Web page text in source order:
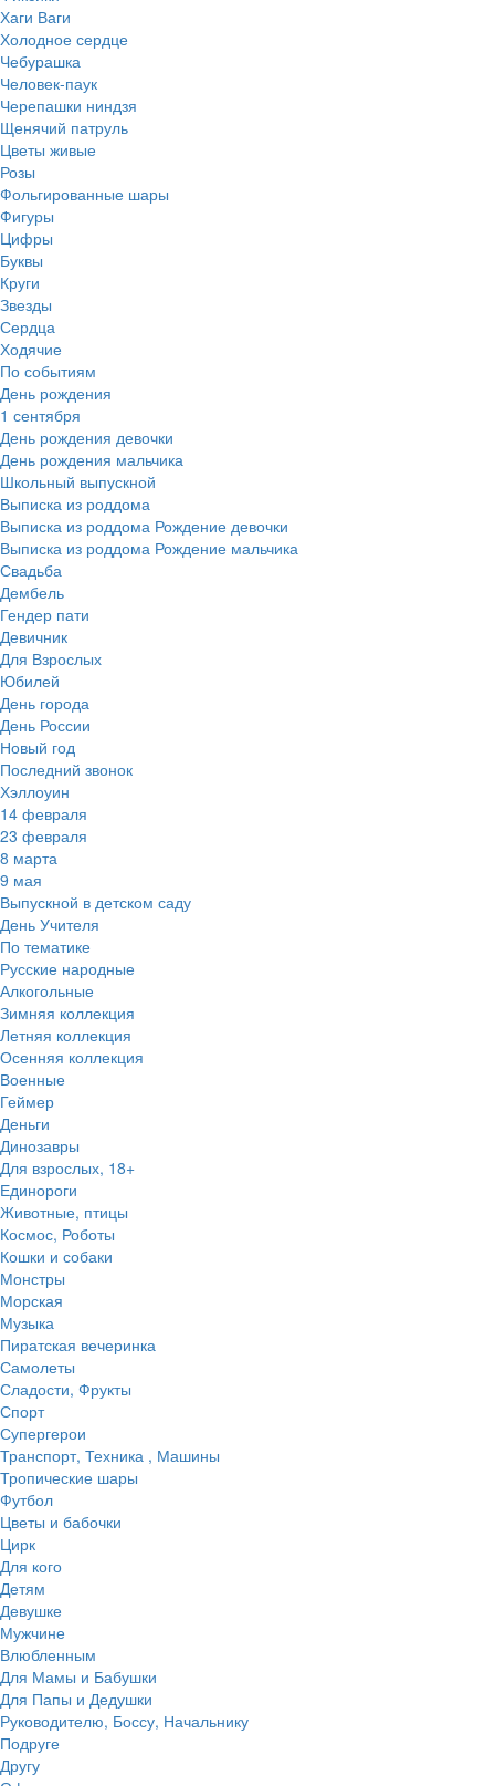
Хаги Ваги
Холодное сердце
Чебурашка
Человек-паук
Черепашки ниндзя
Щенячий патруль
Цветы живые
Розы
Фольгированные шары
Фигуры
Цифры
Буквы
Круги
Звезды
Сердца
Ходячие
По событиям
День рождения
1 сентября
День рождения девочки
День рождения мальчика
Школьный выпускной
Выписка из роддома
Выписка из роддома Рождение девочки
Выписка из роддома Рождение мальчика
Свадьба
Дембель
Гендер пати
Девичник
Для Взрослых
Юбилей
День города
День России
Новый год
Последний звонок
Хэллоуин
14 февраля
23 февраля
8 марта
9 мая
Выпускной в детском саду
День Учителя
По тематике
Русские народные
Алкогольные
Зимняя коллекция
Летняя коллекция
Осенняя коллекция
Военные
Геймер
Деньги
Динозавры
Для взрослых, 18+
Единороги
Животные, птицы
Космос, Роботы
Кошки и собаки
Монстры
Морская
Музыка
Пиратская вечеринка
Самолеты
Сладости, Фрукты
Спорт
Супергерои
Транспорт, Техника , Машины
Тропические шары
Футбол
Цветы и бабочки
Цирк
Для кого
Детям
Девушке
Мужчине
Влюбленным
Для Мамы и Бабушки
Для Папы и Дедушки
Руководителю, Боссу, Начальнику
Подруге
Другу